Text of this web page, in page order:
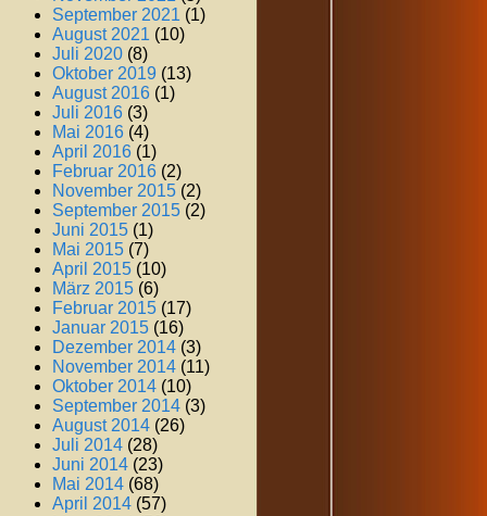
September 2021 (1)
August 2021 (10)
Juli 2020 (8)
Oktober 2019 (13)
August 2016 (1)
Juli 2016 (3)
Mai 2016 (4)
April 2016 (1)
Februar 2016 (2)
November 2015 (2)
September 2015 (2)
Juni 2015 (1)
Mai 2015 (7)
April 2015 (10)
März 2015 (6)
Februar 2015 (17)
Januar 2015 (16)
Dezember 2014 (3)
November 2014 (11)
Oktober 2014 (10)
September 2014 (3)
August 2014 (26)
Juli 2014 (28)
Juni 2014 (23)
Mai 2014 (68)
April 2014 (57)